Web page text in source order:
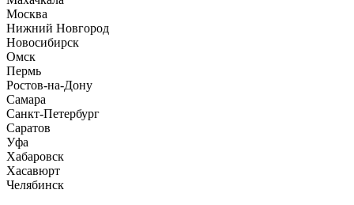
Москва
Нижний Новгород
Новосибирск
Омск
Пермь
Ростов-на-Дону
Самара
Санкт-Петербург
Саратов
Уфа
Хабаровск
Хасавюрт
Челябинск